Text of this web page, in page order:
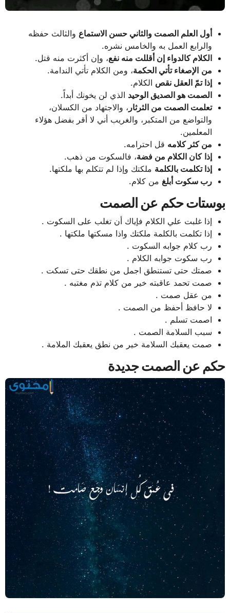
أول العلم الصمت والثاني حسن الاستماع والثالث حفظه
والرابع العمل به والخامس نشره.
الكلام كالدواء إن أقللت منه نفع، وإن أكثرت منه قتل.
من الإصغاء تأتي الحكمة، ومن الكلام تأتي الندامة.
إذا تمّ العقل نقص الكلام.
الصمت هو الصديق الوحيد الذي لن يخونك أبداً.
تعلمت الصمت من الثرثار ، والاجتهاد من الكسلان،
والتواضع من المتكبر، والغريب أني لا أقر بفضل هؤلاء
المعلمين.
من كثر كلامه قل احترامه.
إذا كان الكلام من فضة، فالسكوت من ذهب.
إذا تكلمت بالكلمة ملكتك وإذا لم تتكلم بها ملكتها.
رب سكوت أبلغ من كلام.
بوستات حكم عن الصمت
إذا غلبت علي الكلام فإياك أن تغلب على السكوت .
إذا تكلمت بالكلمة ملكتك واذا مسكتها ملكتها .
رب كلام جوابه السكوت .
رب سكوت جوابه الكلام .
صمتك حتى تستنطق اجمل من نطقك حتى تسكت .
صمت تحمد عاقبته خير من كلام تذم مغتبه .
من عقل صمت .
لا حافظ أحفظ من الصمت .
اصمت تسلم .
سبب السلامة الصمت .
صمت يعقبك السلامة خير من نطق يعقبك الملامة .
حكم عن الصمت جديدة